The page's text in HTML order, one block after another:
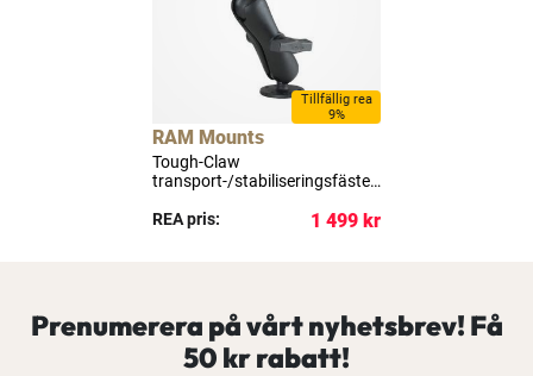
Tillfällig rea
9%
RAM Mounts
Tough-Claw
transport-/stabiliseringsfäste
REA pris:
1 499 kr
Prenumerera på vårt nyhetsbrev! Få
50 kr rabatt!